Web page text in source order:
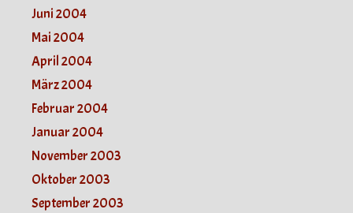
Juni 2004
Mai 2004
April 2004
März 2004
Februar 2004
Januar 2004
November 2003
Oktober 2003
September 2003